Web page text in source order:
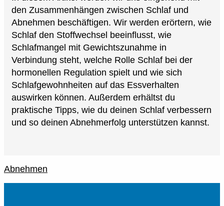
den Zusammenhängen zwischen Schlaf und
Abnehmen beschäftigen. Wir werden erörtern, wie
Schlaf den Stoffwechsel beeinflusst, wie
Schlafmangel mit Gewichtszunahme in
Verbindung steht, welche Rolle Schlaf bei der
hormonellen Regulation spielt und wie sich
Schlafgewohnheiten auf das Essverhalten
auswirken können. Außerdem erhältst du
praktische Tipps, wie du deinen Schlaf verbessern
und so deinen Abnehmerfolg unterstützen kannst.
Abnehmen